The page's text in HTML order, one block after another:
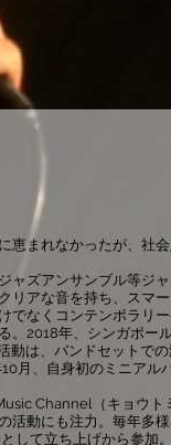
恵まれなかったが、社
ャズアンサンブル等ジ
リアな音を持ち、スマ
でなくコンテンポラリ
。2018年、シンガポー
動は、バンドセットで
月、自身初のミニアル
Channel（キョウト
動にも注力。毎年多
して立ち上げから参加